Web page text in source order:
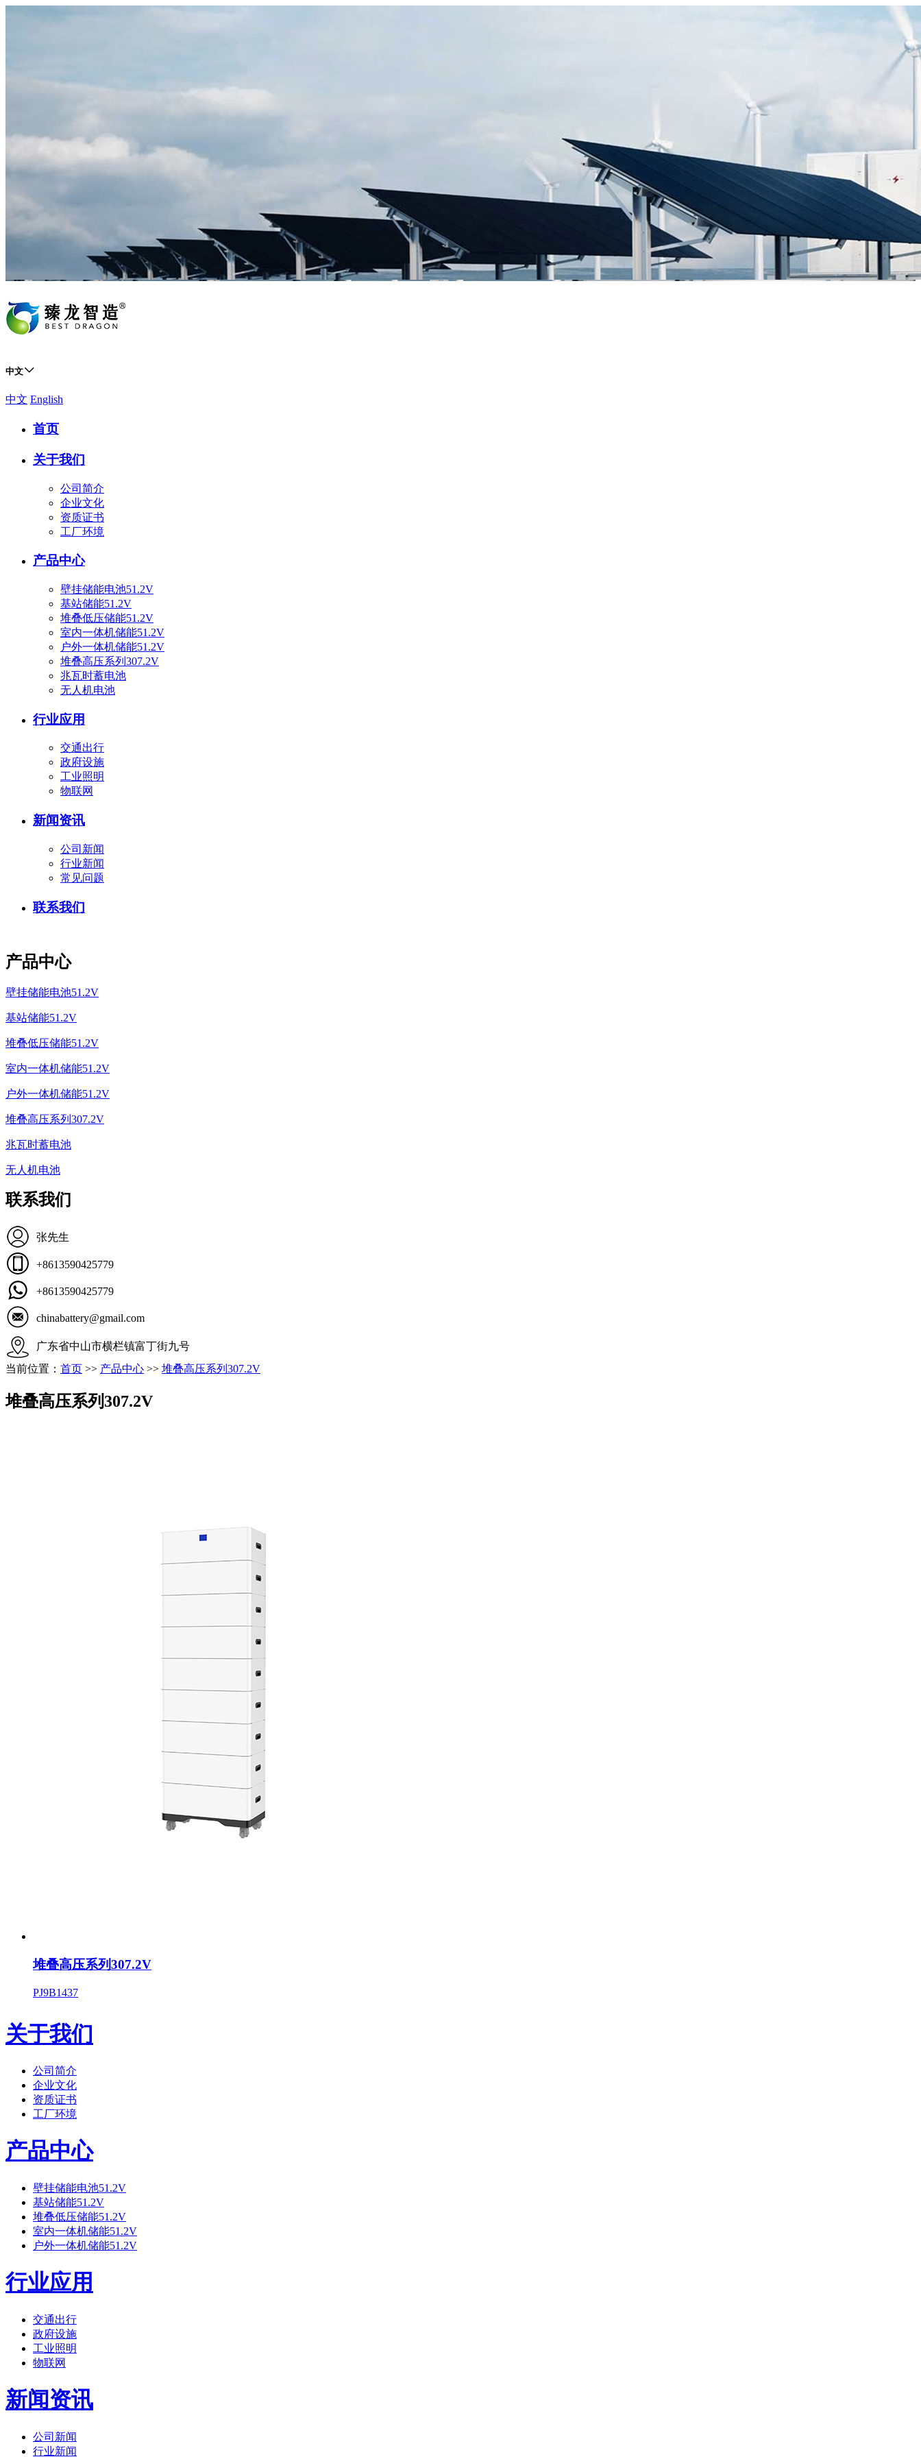
中文
中文 English
首页
关于我们
公司简介
企业文化
资质证书
工厂环境
产品中心
壁挂储能电池51.2V
基站储能51.2V
堆叠低压储能51.2V
室内一体机储能51.2V
户外一体机储能51.2V
堆叠高压系列307.2V
兆瓦时蓄电池
无人机电池
行业应用
交通出行
政府设施
工业照明
物联网
新闻资讯
公司新闻
行业新闻
常见问题
联系我们
产品中心
壁挂储能电池51.2V
基站储能51.2V
堆叠低压储能51.2V
室内一体机储能51.2V
户外一体机储能51.2V
堆叠高压系列307.2V
兆瓦时蓄电池
无人机电池
联系我们
张先生
+8613590425779
+8613590425779
chinabattery@gmail.com
广东省中山市横栏镇富丁街九号
当前位置： 首页 >> 产品中心 >> 堆叠高压系列307.2V
堆叠高压系列307.2V
堆叠高压系列307.2V
PJ9B1437
关于我们
公司简介
企业文化
资质证书
工厂环境
产品中心
壁挂储能电池51.2V
基站储能51.2V
堆叠低压储能51.2V
室内一体机储能51.2V
户外一体机储能51.2V
行业应用
交通出行
政府设施
工业照明
物联网
新闻资讯
公司新闻
行业新闻